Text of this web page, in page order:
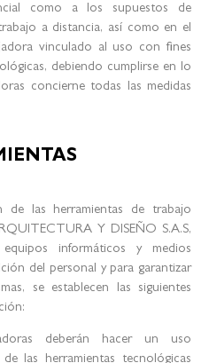
como a los supuestos de
a distancia, así como en el
vinculado al uso con fines
debiendo cumplirse en lo
concierne todas las medidas
de las herramientas de trabajo
Y DISEÑO S.A.S,
informáticos y medios
del personal y para garantizar
se establecen las siguientes
deberán hacer un uso
las herramientas tecnológicas